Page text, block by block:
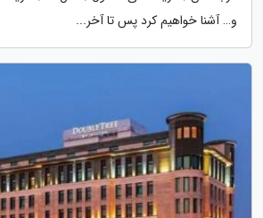
و… آشنا خواهیم کرد پس تا آخر...